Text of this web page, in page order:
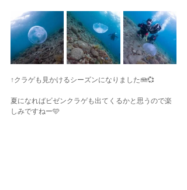
↑クラゲも見かけるシーズンになりました🪼💞
夏になればビゼンクラゲも出てくるかと思うので楽
しみですねー🩵